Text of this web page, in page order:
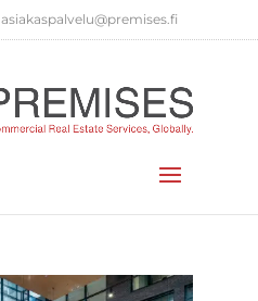
asiakaspalvelu@premises.fi